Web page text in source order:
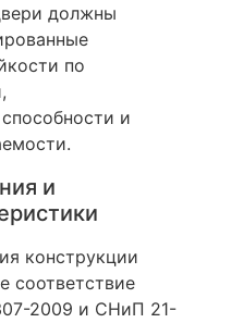
должны
по
и
и
конструкции
соответствие
2009 и СНиП 21-